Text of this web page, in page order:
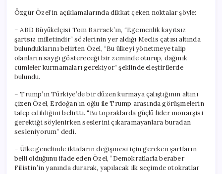
Özgür Özel’in açıklamalarında dikkat çeken noktalar şöyle:
– ABD Büyükelçisi Tom Barrack’ın, “Egemenlik kayıtsız
şartsız milletindir” sözlerinin yer aldığı Meclis çatısı altında
bulunduklarını belirten Özel, “Bu ülkeyi yönetmeye talip
olanların saygı göstereceği bir zeminde oturup, dağınık
cümleler kurmamaları gerekiyor” şeklinde eleştirilerde
bulundu.
– Trump’ın Türkiye’de bir düzen kurmaya çalıştığının altını
çizen Özel, Erdoğan’ın oğlu ile Trump arasında görüşmelerin
talep edildiğini belirtti. “Bu topraklarda güçlü lider monarşisi
gerektiği söylenirken seslerini çıkaramayanlara buradan
sesleniyorum” dedi.
– Ülke genelinde iktidarın değişmesi için gereken şartların
belli olduğunu ifade eden Özel, “Demokratlarla beraber
Filistin’in yanında durarak, yapılacak ilk seçimde otokratlar